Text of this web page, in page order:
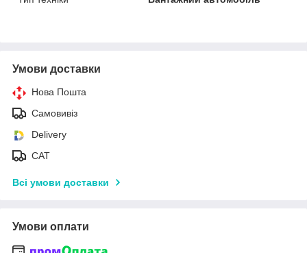
Умови доставки
Нова Пошта
Самовивіз
Delivery
САТ
Всі умови доставки
Умови оплати